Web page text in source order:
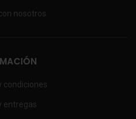
nosotros
condiciones
entregas